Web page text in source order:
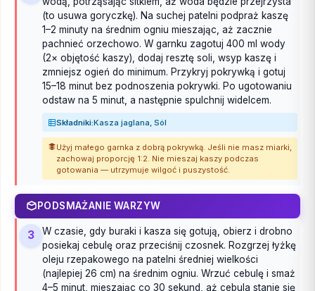
(to usuwa goryczkę). Na suchej patelni podpraż kaszę
1–2 minuty na średnim ogniu mieszając, aż zacznie
pachnieć orzechowo. W garnku zagotuj 400 ml wody
(2× objętość kaszy), dodaj resztę soli, wsyp kaszę i
zmniejsz ogień do minimum. Przykryj pokrywką i gotuj
15–18 minut bez podnoszenia pokrywki. Po ugotowaniu
odstaw na 5 minut, a następnie spulchnij widelcem.
Składniki:Kasza jaglana, Sól
Użyj małego garnka z dobrą pokrywką. Jeśli nie masz miarki,
zachowaj proporcję 1:2. Nie mieszaj kaszy podczas
gotowania — utrzymuje wilgoć i puszystość.
PODSMAŻANIE WARZYW
3
W czasie, gdy buraki i kasza się gotują, obierz i drobno
posiekaj cebulę oraz przeciśnij czosnek. Rozgrzej łyżkę
oleju rzepakowego na patelni średniej wielkości
(najlepiej 26 cm) na średnim ogniu. Wrzuć cebulę i smaż
4–5 minut, mieszając co 30 sekund, aż cebula stanie się